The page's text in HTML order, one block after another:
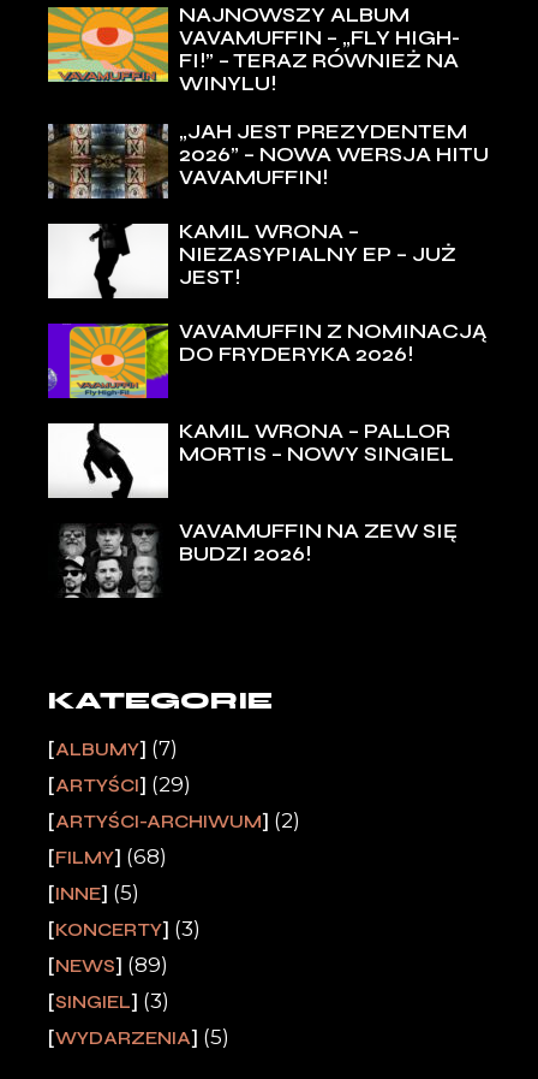
NAJNOWSZY ALBUM
VAVAMUFFIN – „FLY HIGH-
FI!” – TERAZ RÓWNIEŻ NA
WINYLU!
„JAH JEST PREZYDENTEM
2026” – NOWA WERSJA HITU
VAVAMUFFIN!
KAMIL WRONA –
NIEZASYPIALNY EP – JUŻ
JEST!
VAVAMUFFIN Z NOMINACJĄ
DO FRYDERYKA 2026!
KAMIL WRONA – PALLOR
MORTIS – NOWY SINGIEL
VAVAMUFFIN NA ZEW SIĘ
BUDZI 2026!
KATEGORIE
ALBUMY (7)
ARTYŚCI (29)
ARTYŚCI-ARCHIWUM (2)
FILMY (68)
INNE (5)
KONCERTY (3)
NEWS (89)
SINGIEL (3)
WYDARZENIA (5)